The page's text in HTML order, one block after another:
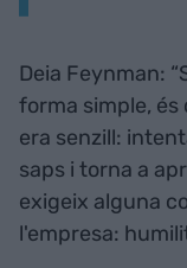
Deia Feynman:
forma simple, és
era senzill:
saps i torna a
exigeix alguna
l'empresa: